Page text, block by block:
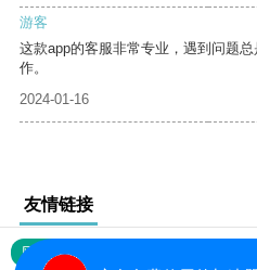
游客
这款app的客服非常专业，遇到问题
作。
2024-01-16
友情链接
网站地图